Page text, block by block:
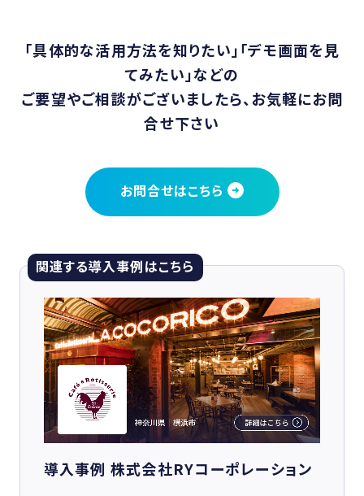
「具体的な活用方法を知りたい」「デモ画面を見
てみたい」などの
ご要望やご相談がございましたら、お気軽にお問
合せ下さい
お問合せはこちら
関連する導入事例はこちら
導入事例 株式会社RYコーポレーション